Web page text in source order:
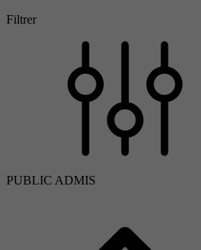
Filtrer
PUBLIC ADMIS